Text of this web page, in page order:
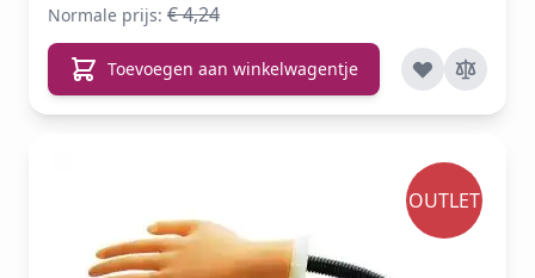
Normale prijs: € 4,24
Toevoegen aan winkelwagentje
OUTLET